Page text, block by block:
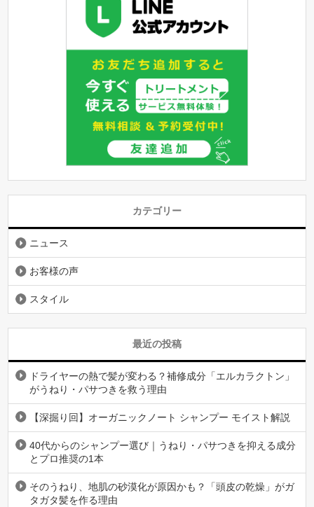
カテゴリー
ニュース
お客様の声
スタイル
最近の投稿
ドライヤーの熱で髪が変わる？補修成分「エルカラクトン」
がうねり・パサつきを救う理由
【深掘り回】オーガニックノート シャンプー モイスト解説
40代からのシャンプー選び｜うねり・パサつきを抑える成分
とプロ推奨の1本
そのうねり、地肌の砂漠化が原因かも？「頭皮の乾燥」がガ
タガタ髪を作る理由